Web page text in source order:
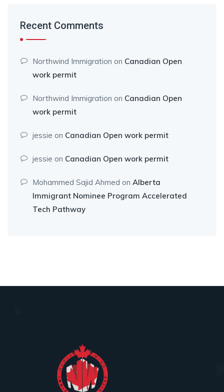
Recent Comments
Northwind Immigration on Canadian Open
work permit
Northwind Immigration on Canadian Open
work permit
jessie on Canadian Open work permit
jessie on Canadian Open work permit
Mohammed Sajid Ahmed on Alberta
Immigrant Nominee Program Accelerated
Tech Pathway